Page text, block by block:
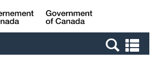
Passer
au
Passer
à
Canada
et